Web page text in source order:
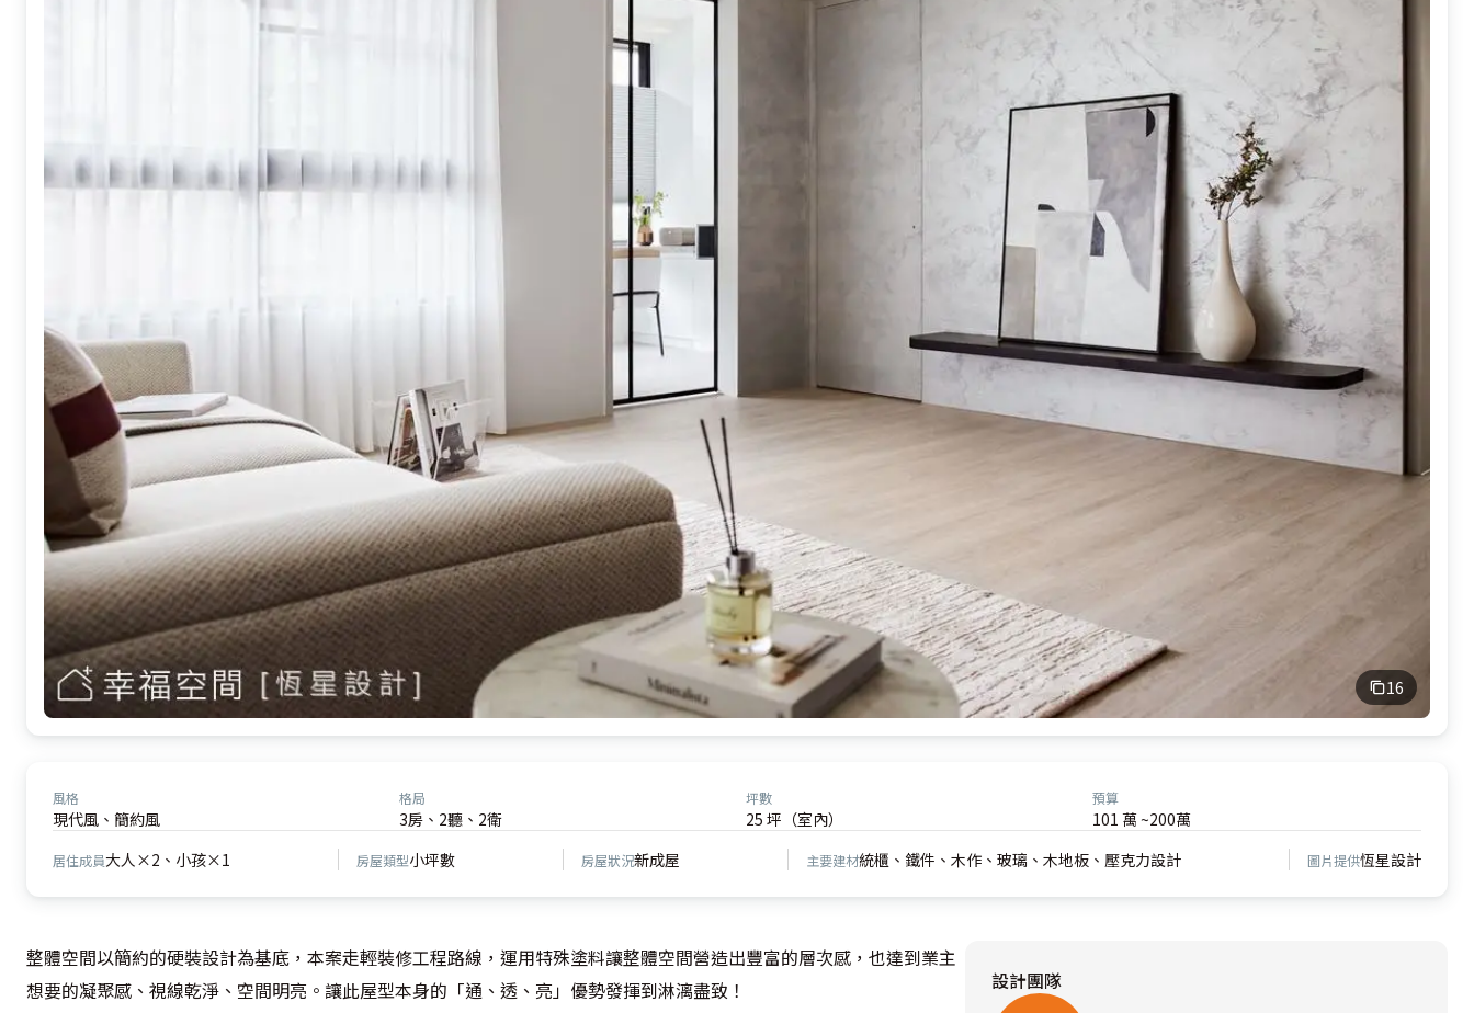
16
風格
現代風、簡約風
格局
3房、2聽、2衛
坪數
25 坪（室內）
預算
101 萬 ~200萬
居住成員大人×2、小孩×1 房屋類型小坪數 房屋狀況新成屋 主要建材統櫃、鐵件、木作、玻璃、木地板、壓克力設計 圖片提供恆星設計
整體空間以簡約的硬裝設計為基底，本案走輕裝修工程路線，運用特殊塗料讓整體空間營造出豐富的層次感，也達到業主
想要的凝聚感、視線乾淨、空間明亮。讓此屋型本身的「通、透、亮」優勢發揮到淋漓盡致！
設計團隊